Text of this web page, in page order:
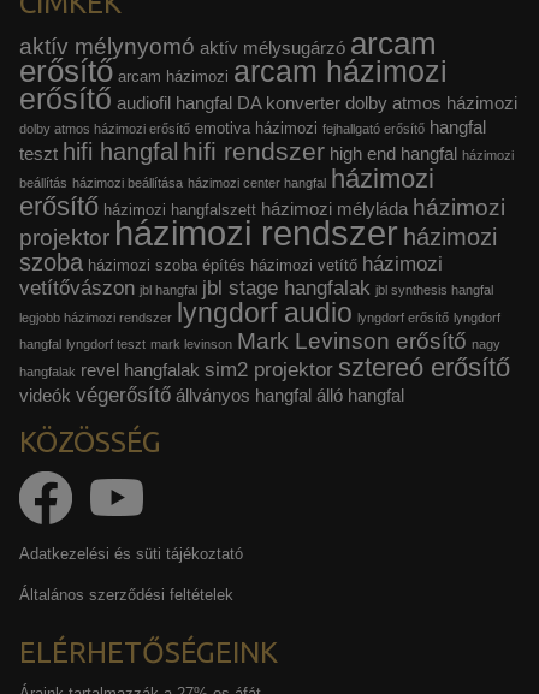
aktív mélynyomó aktív mélysugárzó arcam
erősítő arcam házimozi arcam házimozi
erősítő audiofil hangfal DA konverter dolby atmos házimozi
dolby atmos házimozi erősítő emotiva házimozi fejhallgató erősítő hangfal
teszt hifi hangfal hifi rendszer high end hangfal házimozi
beállítás házimozi beállítása házimozi center hangfal házimozi
erősítő házimozi hangfalszett házimozi mélyláda házimozi
projektor házimozi rendszer házimozi
szoba házimozi szoba építés házimozi vetítő házimozi
vetítővászon jbl hangfal jbl stage hangfalak jbl synthesis hangfal
legjobb házimozi rendszer lyngdorf audio lyngdorf erősítő lyngdorf
hangfal lyngdorf teszt mark levinson Mark Levinson erősítő nagy
hangfalak revel hangfalak sim2 projektor sztereó erősítő
videók végerősítő állványos hangfal álló hangfal
KÖZÖSSÉG
Adatkezelési és süti tájékoztató
Általános szerződési feltételek
ELÉRHETŐSÉGEINK